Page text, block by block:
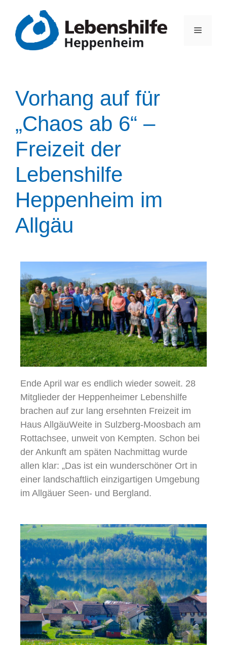
Vorhang auf für
„Chaos ab 6“ –
Freizeit der
Lebenshilfe
Heppenheim im
Allgäu
Ende April war es endlich wieder soweit. 28
Mitglieder der Heppenheimer Lebenshilfe
brachen auf zur lang ersehnten Freizeit im
Haus AllgäuWeite in Sulzberg-Moosbach am
Rottachsee, unweit von Kempten. Schon bei
der Ankunft am späten Nachmittag wurde
allen klar: „Das ist ein wunderschöner Ort in
einer landschaftlich einzigartigen Umgebung
im Allgäuer Seen- und Bergland.